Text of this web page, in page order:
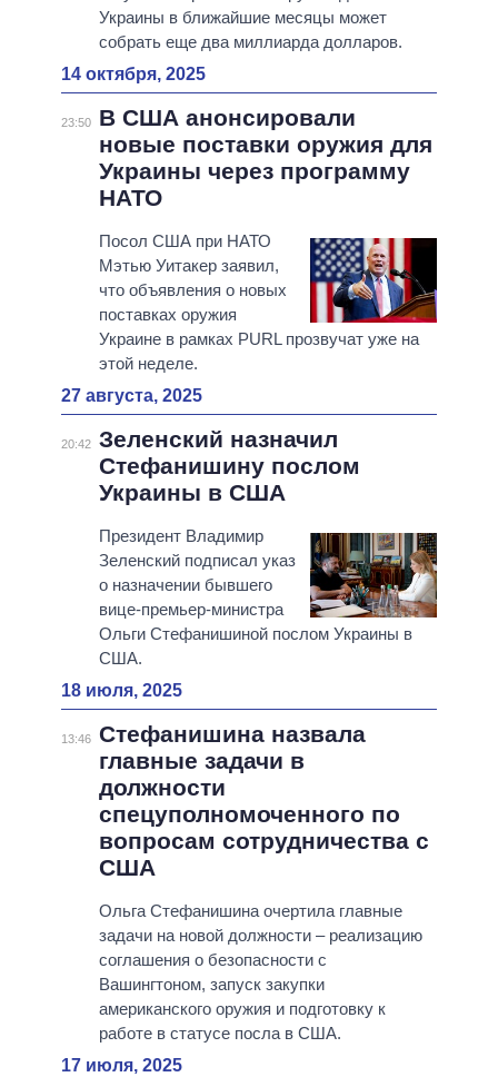
Украины в ближайшие месяцы может
собрать еще два миллиарда долларов.
14 октября, 2025
23:50
В США анонсировали
новые поставки оружия для
Украины через программу
НАТО
Посол США при НАТО
Мэтью Уитакер заявил,
что объявления о новых
поставках оружия
Украине в рамках PURL прозвучат уже на
этой неделе.
27 августа, 2025
20:42 Зеленский назначил
Стефанишину послом
Украины в США
Президент Владимир
Зеленский подписал указ
о назначении бывшего
вице-премьер-министра
Ольги Стефанишиной послом Украины в
США.
18 июля, 2025
13:46 Стефанишина назвала
главные задачи в
должности
спецуполномоченного по
вопросам сотрудничества с
США
Ольга Стефанишина очертила главные
задачи на новой должности – реализацию
соглашения о безопасности с
Вашингтоном, запуск закупки
американского оружия и подготовку к
работе в статусе посла в США.
17 июля, 2025